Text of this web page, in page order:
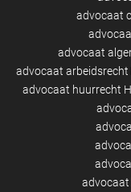
advocaat
advocaat
advocaat arbeidsrecht
advocaat huurrecht
advocaat